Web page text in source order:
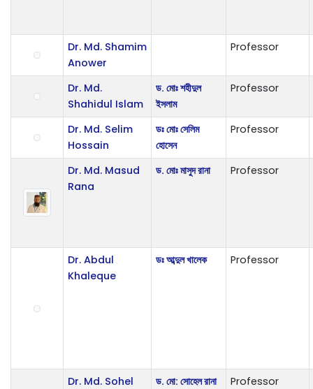
Dr. Md. Shamim
Anower
Professor
Dr. Md.
Shahidul Islam
ড. মোঃ শহীদুল
ইসলাম
Professor
Dr. Md. Selim
Hossain
ডঃ মোঃ সেলিম
হোসেন
Professor
Dr. Md. Masud
Rana
ড. মোঃ মাসুদ রানা Professor
Dr. Abdul
Khaleque
ডঃ আব্দুল খালেক Professor
Dr. Md. Sohel
ড. মো: সোহেল রানা Professor